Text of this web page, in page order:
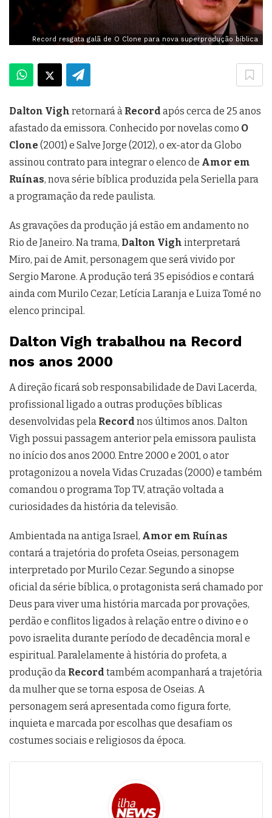
Record resgata galã de O Clone para nova superprodução bíblica
Dalton Vigh retornará à Record após cerca de 25 anos
afastado da emissora. Conhecido por novelas como O
Clone (2001) e Salve Jorge (2012), o ex-ator da Globo
assinou contrato para integrar o elenco de Amor em
Ruínas, nova série bíblica produzida pela Seriella para
a programação da rede paulista.
As gravações da produção já estão em andamento no
Rio de Janeiro. Na trama, Dalton Vigh interpretará
Miro, pai de Amit, personagem que será vivido por
Sergio Marone. A produção terá 35 episódios e contará
ainda com Murilo Cezar, Letícia Laranja e Luiza Tomé no
elenco principal.
Dalton Vigh trabalhou na Record
nos anos 2000
A direção ficará sob responsabilidade de Davi Lacerda,
profissional ligado a outras produções bíblicas
desenvolvidas pela Record nos últimos anos. Dalton
Vigh possui passagem anterior pela emissora paulista
no início dos anos 2000. Entre 2000 e 2001, o ator
protagonizou a novela Vidas Cruzadas (2000) e também
comandou o programa Top TV, atração voltada a
curiosidades da história da televisão.
Ambientada na antiga Israel, Amor em Ruínas
contará a trajetória do profeta Oseias, personagem
interpretado por Murilo Cezar. Segundo a sinopse
oficial da série bíblica, o protagonista será chamado por
Deus para viver uma história marcada por provações,
perdão e conflitos ligados à relação entre o divino e o
povo israelita durante período de decadência moral e
espiritual. Paralelamente à história do profeta, a
produção da Record também acompanhará a trajetória
da mulher que se torna esposa de Oseias. A
personagem será apresentada como figura forte,
inquieta e marcada por escolhas que desafiam os
costumes sociais e religiosos da época.